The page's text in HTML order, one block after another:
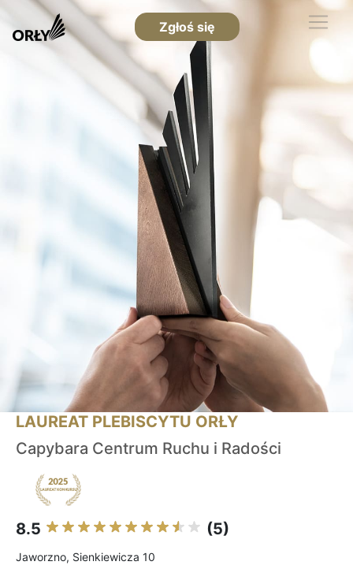
Zgłoś się
LAUREAT PLEBISCYTU ORŁY
Capybara Centrum Ruchu i Radości
8.5 (5)
Jaworzno, Sienkiewicza 10